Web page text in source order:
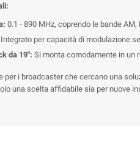
0.1 - 890 MHz, coprendo le bande AM,
Integrato per capacità di modulazione
da 19": Si monta comodamente in un
per i broadcaster che cercano una
una scelta affidabile sia per nuove